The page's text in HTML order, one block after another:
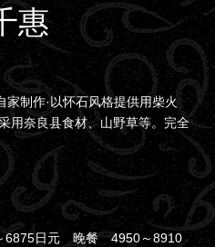
惠
制作·以怀石风格提供用柴火
用奈良县食材、山野草等。完全
6875日元 晚餐 4950～8910